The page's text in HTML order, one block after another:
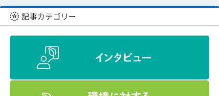
記事カテゴリー